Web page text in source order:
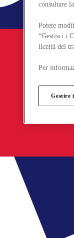
consultare
Potete
“Gestisci i
liceità del
Per
Gestire